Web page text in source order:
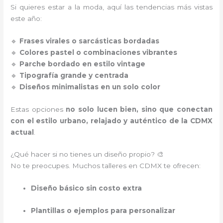
Si quieres estar a la moda, aquí las tendencias más vistas
este año:
🔹 Frases virales o sarcásticas bordadas
🔹 Colores pastel o combinaciones vibrantes
🔹 Parche bordado en estilo vintage
🔹 Tipografía grande y centrada
🔹 Diseños minimalistas en un solo color
Estas opciones no solo lucen bien, sino que conectan
con el estilo urbano, relajado y auténtico de la CDMX
actual
¿Qué hacer si no tienes un diseño propio? 🎨
No te preocupes. Muchos talleres en CDMX te ofrecen:
Diseño básico sin costo extra
Plantillas o ejemplos para personalizar